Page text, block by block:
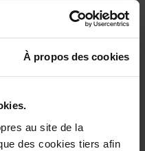
À propos des cookies
au site de la
des cookies tiers afin
de la mise en place de
de recirculation de